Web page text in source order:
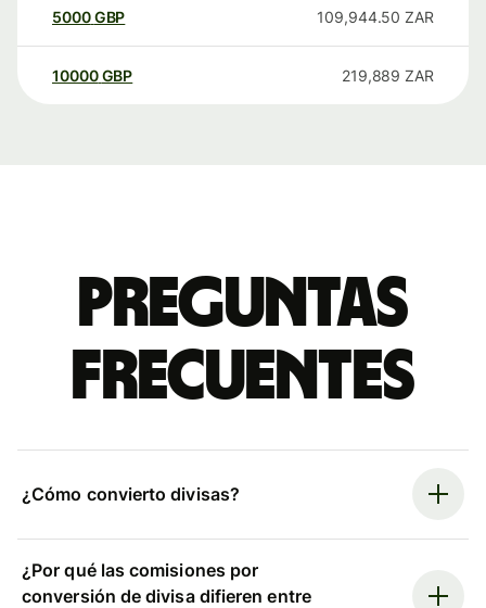
5000GBP 109,944.50 ZAR
10000 GBP 219,889 ZAR
Preguntas
frecuentes
¿Cómo convierto divisas?
¿Por qué las comisiones por
conversión de divisa difieren entre